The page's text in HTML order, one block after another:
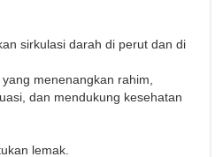
sirkulasi darah di perut dan di
menenangkan rahim,
dan mendukung kesehatan
lemak.